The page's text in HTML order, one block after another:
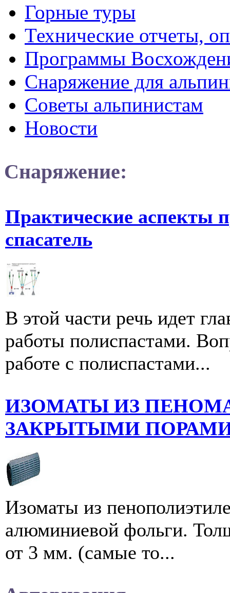
Горные туры
Технические отчеты,
Программы
Снаряжение для
Советы альпинистам
Новости
Снаряжение:
Практические аспекты
спасатель
В этой части речь идет
работы полиспастами.
работе с полиспастами...
ИЗОМАТЫ ИЗ
ЗАКРЫТЫМИ
Изоматы из
алюминиевой фольги.
от 3 мм. (самые то...